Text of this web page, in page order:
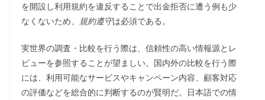
を開設し利用規約を違反することで出金拒否に遭う例も少
なくないため、
規約遵守は必須である。
実世界の調査・比較を行う際は、信頼性の高い情報源とレ
ビューを参照することが望ましい。国内外の比較を行う際
には、利用可能なサービスやキャンペーン内容、顧客対応
の評価などを総合的に判断するのが賢明だ。日本語での情